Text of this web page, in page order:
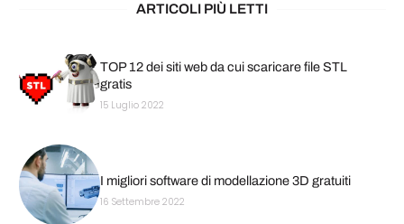
ARTICOLI PIÙ LETTI
TOP 12 dei siti web da cui scaricare file STL
gratis
15 Luglio 2022
I migliori software di modellazione 3D gratuiti
16 Settembre 2022